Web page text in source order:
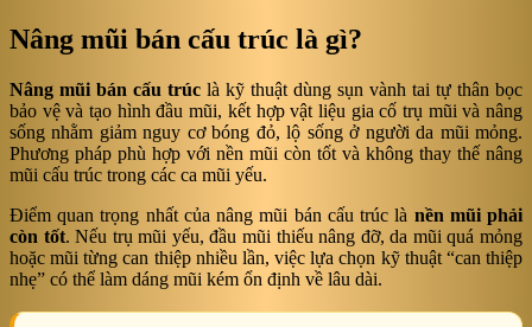
Nâng mũi bán cấu trúc là gì?
Nâng mũi bán cấu trúc là kỹ thuật dùng sụn vành tai tự thân bọc
bảo vệ và tạo hình đầu mũi, kết hợp vật liệu gia cố trụ mũi và nâng
sống nhằm giảm nguy cơ bóng đỏ, lộ sống ở người da mũi mỏng.
Phương pháp phù hợp với nền mũi còn tốt và không thay thế nâng
mũi cấu trúc trong các ca mũi yếu.
Điểm quan trọng nhất của nâng mũi bán cấu trúc là nền mũi phải
còn tốt. Nếu trụ mũi yếu, đầu mũi thiếu nâng đỡ, da mũi quá mỏng
hoặc mũi từng can thiệp nhiều lần, việc lựa chọn kỹ thuật “can thiệp
nhẹ” có thể làm dáng mũi kém ổn định về lâu dài.